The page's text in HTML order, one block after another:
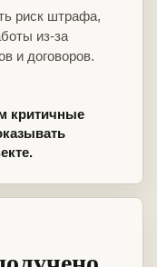
риск штрафа,
из-за
и договоров.
критичные